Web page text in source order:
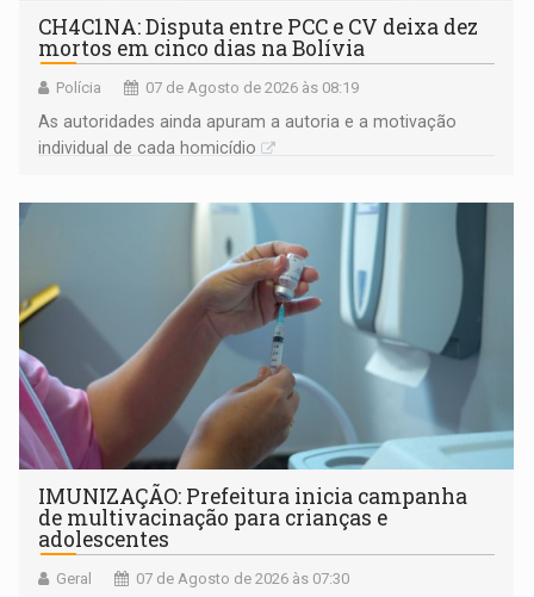
CH4C1NA: Disputa entre PCC e CV deixa dez
mortos em cinco dias na Bolívia
Polícia 07 de Agosto de 2026 às 08:19
As autoridades ainda apuram a autoria e a motivação
individual de cada homicídio
IMUNIZAÇÃO: Prefeitura inicia campanha
de multivacinação para crianças e
adolescentes
Geral 07 de Agosto de 2026 às 07:30